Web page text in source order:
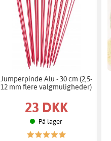
Jumperpinde Alu - 30 cm (2,5-
12 mm flere valgmuligheder)
23 DKK
På lager